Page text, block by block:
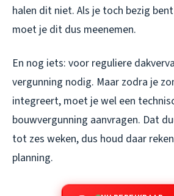
halen dit niet. Als je toch bezig
moet je dit dus meenemen.
En nog iets: voor reguliere
vergunning nodig. Maar zodra je
integreert, moet je wel een
bouwvergunning aanvragen. Dat
tot zes weken, dus houd daar
planning.